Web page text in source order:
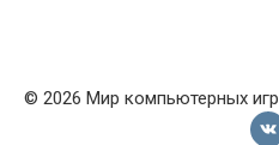
© 2026 Мир компьютерных игр